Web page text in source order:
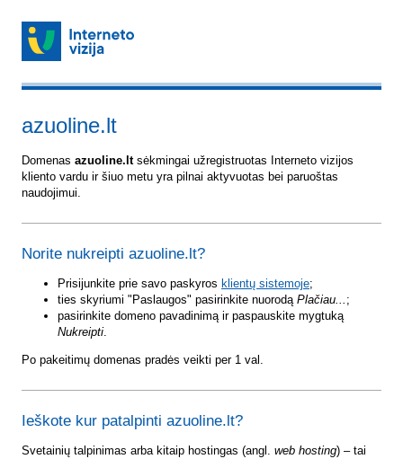
azuoline.lt
Domenas azuoline.ltsėkmingai užregistruotas Interneto vizijos
kliento vardu ir šiuo metu yra pilnai aktyvuotas bei paruoštas
naudojimui.
Norite nukreipti azuoline.lt?
Prisijunkite prie savo paskyros klientų sistemoje;
ties skyriumi "Paslaugos" pasirinkite nuorodą Plačiau... ;
pasirinkite domeno pavadinimą ir paspauskite mygtuką
Nukreipti.
Po pakeitimų domenas pradės veikti per 1 val.
Ieškote kur patalpinti azuoline.lt?
Svetainių talpinimas arba kitaip hostingas (angl. web hosting) – tai